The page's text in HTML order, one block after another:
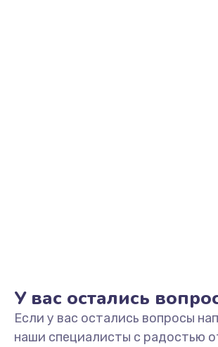
Ремонт динамика
400 руб.
У вас остались
Если у вас остались вопросы
наши специалисты с радостью